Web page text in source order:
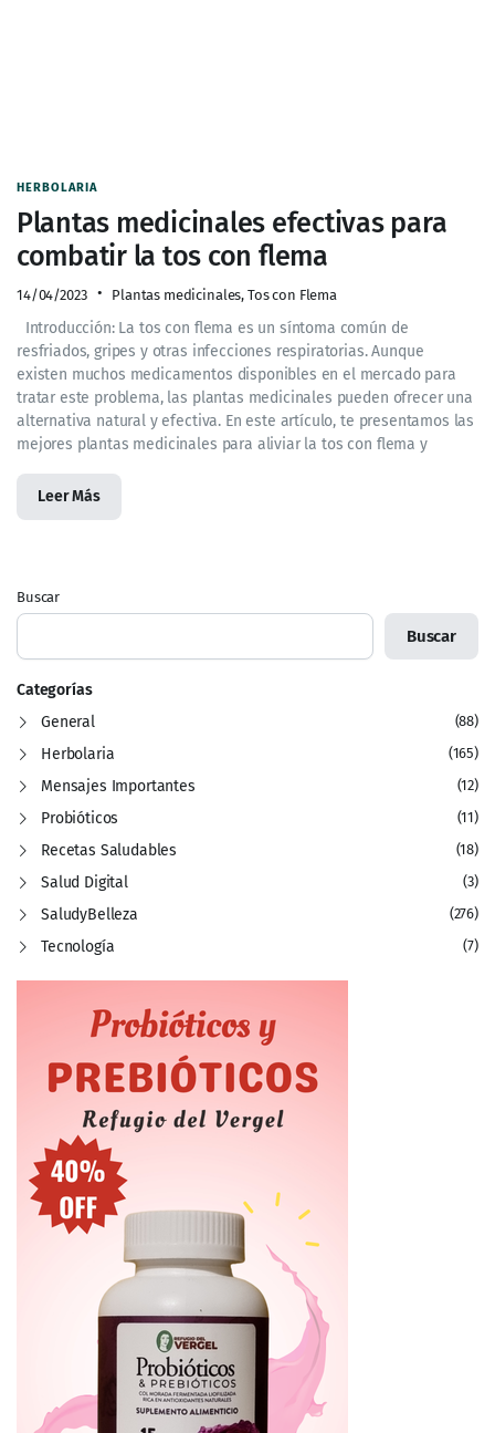
HERBOLARIA
Plantas medicinales efectivas para
combatir la tos con flema
14/04/2023 Plantas medicinales, Tos con Flema
Introducción: La tos con flema es un síntoma común de
resfriados, gripes y otras infecciones respiratorias. Aunque
existen muchos medicamentos disponibles en el mercado para
tratar este problema, las plantas medicinales pueden ofrecer una
alternativa natural y efectiva. En este artículo, te presentamos las
mejores plantas medicinales para aliviar la tos con flema y
Leer Más
Buscar
Buscar
Categorías
General
(88)
Herbolaria (165)
Mensajes Importantes (12)
Probióticos (11)
Recetas Saludables (18)
Salud Digital (3)
SaludyBelleza (276)
Tecnología (7)